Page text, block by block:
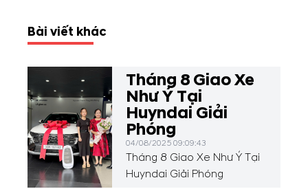
Bài viết khác
Tháng 8 Giao Xe
Như Ý Tại
Huyndai Giải
Phóng
04/08/2025 09:09:43
Tháng 8 Giao Xe Như Ý Tại
Huyndai Giải Phóng